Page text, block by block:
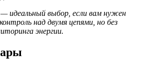
идеальный выбор, если вам нужен
над двумя цепями, но без
энергии.